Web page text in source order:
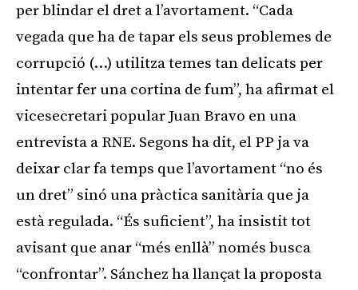
per blindar el dret a l’avortament. “Cada
vegada que ha de tapar els seus problemes de
corrupció (…) utilitza temes tan delicats per
intentar fer una cortina de fum”, ha afirmat el
vicesecretari popular Juan Bravo en una
entrevista a RNE. Segons ha dit, el PP ja va
deixar clar fa temps que l’avortament “no és
un dret” sinó una pràctica sanitària que ja
està regulada. “És suficient”, ha insistit tot
avisant que anar “més enllà” només busca
“confrontar”. Sánchez ha llançat la proposta